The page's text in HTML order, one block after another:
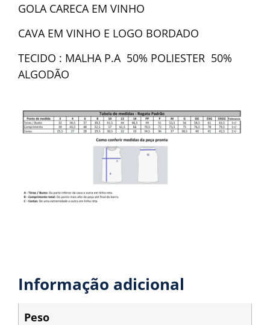
GOLA CARECA EM VINHO
CAVA EM VINHO E LOGO BORDADO
TECIDO : MALHA P.A 50% POLIESTER 50%
ALGODÃO
Informação adicional
Peso